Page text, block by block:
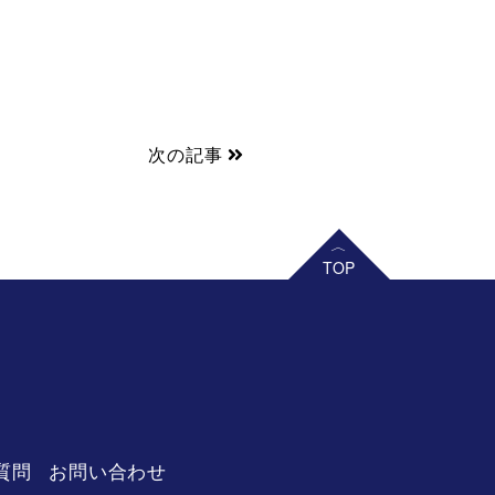
次の記事
ーベル 王寺店
問 お問い合わせ